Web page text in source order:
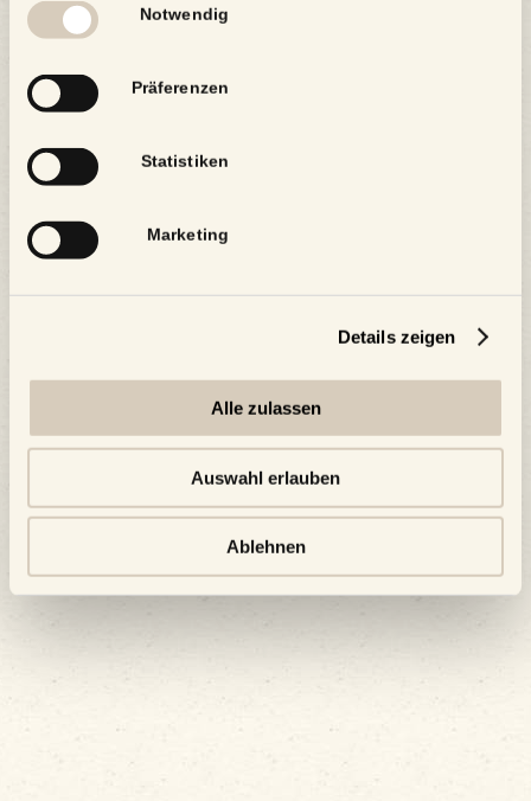
Notwendig
Präferenzen
Statistiken
Marketing
Details zeigen
Alle zulassen
Auswahl erlauben
Ablehnen